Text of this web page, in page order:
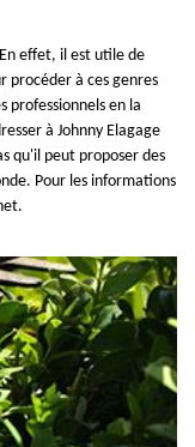
effet, il est utile de
procéder à ces genres
professionnels en la
à Johnny Elagage
qu'il peut proposer des
Pour les informations